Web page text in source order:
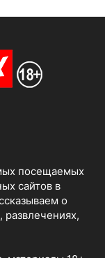
посещаемых
сайтов в
о